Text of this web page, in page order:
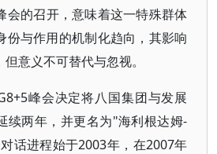
会的召开，意味着这一特殊群体
份与作用的机制化趋向，其影响
意义不可替代与忽视。
峰会决定将八国集团与发展
续两年，并更名为"海利根达姆-
话进程始于2003年，在2007年